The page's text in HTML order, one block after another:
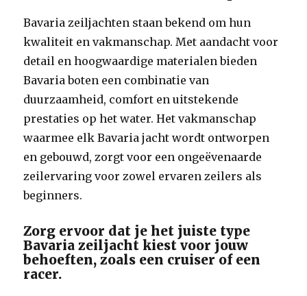
Bavaria zeiljachten staan bekend om hun
kwaliteit en vakmanschap. Met aandacht voor
detail en hoogwaardige materialen bieden
Bavaria boten een combinatie van
duurzaamheid, comfort en uitstekende
prestaties op het water. Het vakmanschap
waarmee elk Bavaria jacht wordt ontworpen
en gebouwd, zorgt voor een ongeëvenaarde
zeilervaring voor zowel ervaren zeilers als
beginners.
Zorg ervoor dat je het juiste type
Bavaria zeiljacht kiest voor jouw
behoeften, zoals een cruiser of een
racer.